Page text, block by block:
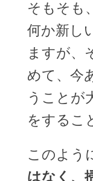
そもそも
何か新し
ますが、
めて、今
うことが
をするこ
このよう
はなく、